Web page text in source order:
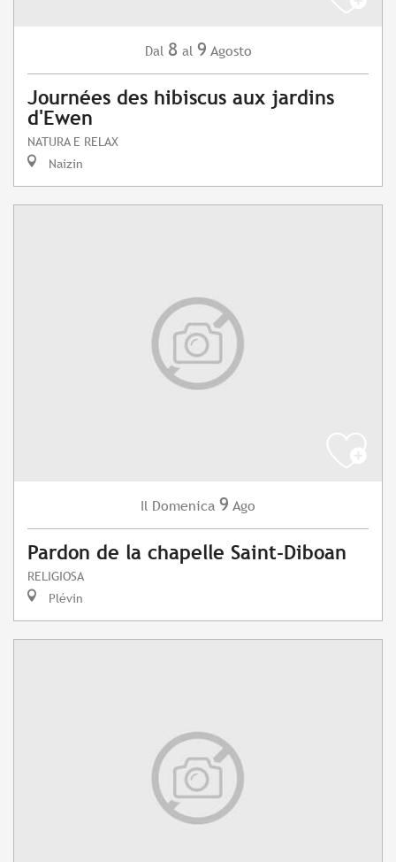
Dal 8 al 9 Agosto
Journées des hibiscus aux jardins
d'Ewen
NATURA E RELAX
Naizin
Il Domenica 9 Ago
Pardon de la chapelle Saint-Diboan
RELIGIOSA
Plévin